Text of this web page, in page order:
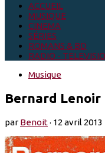
ACCUEIL
MUSIQUE
CINEMA
SÉRIES
ROMANS & BD
RADIO -
Musique
Bernard
parBenoit· 12 avril 2013